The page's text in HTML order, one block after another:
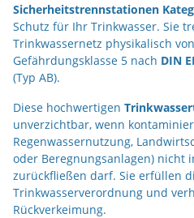
Sicherheitstrennstationen
Schutz für Ihr Trinkwasser. Sie
Trinkwassernetz physikalisch
Gefährdungsklasse 5 nach DIN
(Typ AB).
Diese hochwertigen
unverzichtbar, wenn
Regenwassernutzung,
oder Beregnungsanlagen) nicht
zurückfließen darf. Sie erfüllen
Trinkwasserverordnung und
Rückverkeimung.